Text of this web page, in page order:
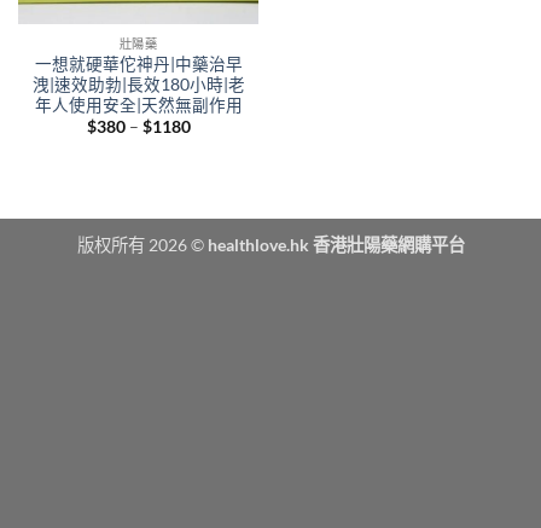
壯陽藥
一想就硬華佗神丹|中藥治早
洩|速效助勃|長效180小時|老
年人使用安全|天然無副作用
$380 – $1180Price
版权所有 2026 © healthlove.hk 香港壯陽藥網購平台